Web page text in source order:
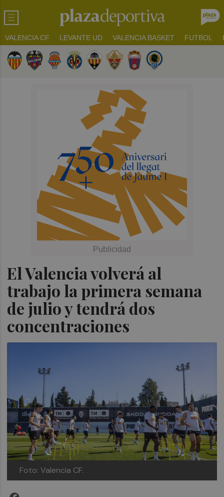
VALENCIA CF LEVANTE UD VALENCIA BASKET FUTBOL
El Valencia volverá al
trabajo la primera semana
de julio y tendrá dos
concentraciones
Foto: Valencia CF.